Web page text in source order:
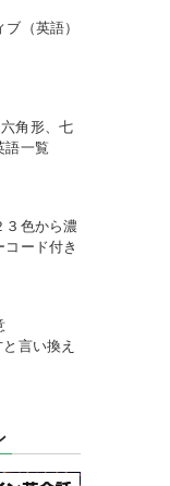
（英語）
角形、七
語一覧
３色から濃
ード付き
言い換え